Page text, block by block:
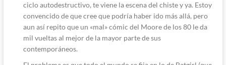
ciclo autodestructivo, te viene la escena del chiste y ya. Estoy
convencido de que cree que podría haber ido más allá, pero
aun así repito que un «mal» cómic del Moore de los 80 le da
mil vueltas al mejor de la mayor parte de sus
contemporáneos.